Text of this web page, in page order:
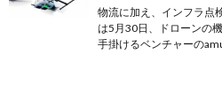
物流に加え、インフラ点
は5月30日、ドローンの
手掛けるベンチャーの